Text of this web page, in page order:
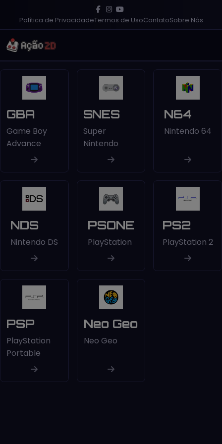
Política de PrivacidadeTermos de UsoContatoSobre Nós
GBA
Game Boy
Advance
SNES
Super
Nintendo
N64
Nintendo 64
NDS
Nintendo DS
PSONE
PlayStation
PS2
PlayStation 2
PSP
PlayStation
Portable
Neo Geo
Neo Geo